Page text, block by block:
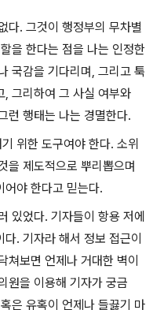
다. 그것이 행정부의 무차별
을 한다는 점을 나는 인정한
국감을 기다리며, 그리고 툭
, 그리하여 그 사실 여부와
런 행태는 나는 경멸한다.
위한 도구여야 한다. 소위
을 제도적으로 뿌리뽑으며
어야 한다고 믿는다.
있었다. 기자들이 항용 저에
. 기자라 해서 정보 접근이
쳐보면 언제나 거대한 벽이
원을 이용해 기자가 궁금
은 유혹이 언제나 들끓기 마